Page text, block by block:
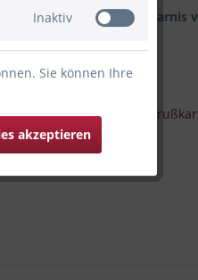
du von einerErsparnis
Ballongewicht, rot
Inaktiv
Sie können Ihre
akzeptieren